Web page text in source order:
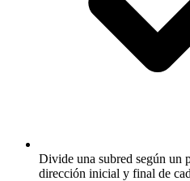
Divide una subred según un
dirección inicial y final de